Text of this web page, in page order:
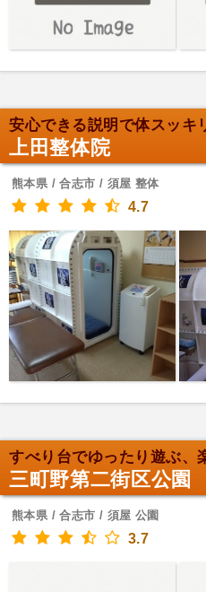
安心できる説明で体スッキ
上田整体院
熊本県 / 合志市 / 須屋 整体
4.7
すべり台でゆったり遊ぶ、
三町野第二街区公園
熊本県 / 合志市 / 須屋 公園
3.7